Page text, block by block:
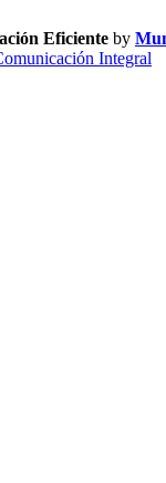
Eficiente by
Integral